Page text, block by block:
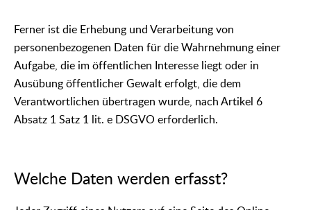
Ferner ist die Erhebung und Verarbeitung von
personenbezogenen Daten für die Wahrnehmung einer
Aufgabe, die im öffentlichen Interesse liegt oder in
Ausübung öffentlicher Gewalt erfolgt, die dem
Verantwortlichen übertragen wurde, nach Artikel 6
Absatz 1 Satz 1 lit. e DSGVO erforderlich.
Welche Daten werden erfasst?